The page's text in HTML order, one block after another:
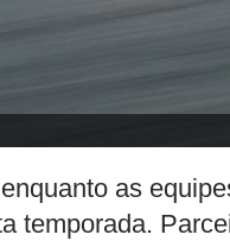
as
temporada.